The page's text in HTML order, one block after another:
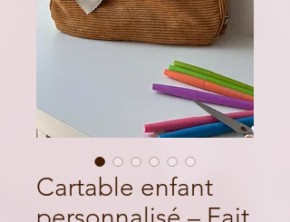
Cartable enfant